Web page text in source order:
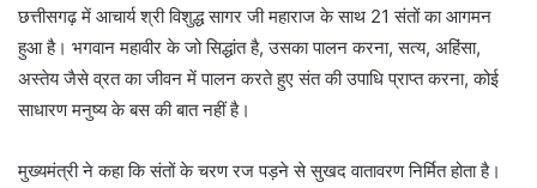
छत्तीसगढ़ में आचार्य श्री विशुद्ध सागर जी महाराज के साथ 21 संतों का आगमन
हुआ है। भगवान महावीर के जो सिद्धांत है, उसका पालन करना, सत्य, अहिंसा,
अस्तेय जैसे व्रत का जीवन में पालन करते हुए संत की उपाधि प्राप्त करना, कोई
साधारण मनुष्य के बस की बात नहीं है।
मुख्यमंत्री ने कहा कि संतों के चरण रज पड़ने से सुखद वातावरण निर्मित होता है।